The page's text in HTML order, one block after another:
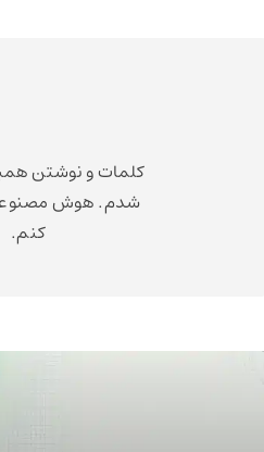
کلمات و نوشتن
شدم. هوش مصنوعی
کنم.